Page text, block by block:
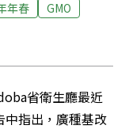
年春 GMO
省衛生廳最近
中指出，廣種基改